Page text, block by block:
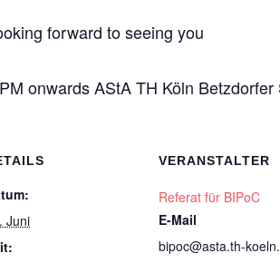
forward to seeing you
onwards AStA TH Köln
Juni
VERANSTALTER
Referat für BIPoC
E-Mail
bipoc@asta.th-